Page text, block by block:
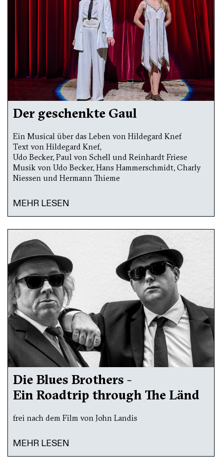
Der geschenkte Gaul
Ein Musical über das Leben von Hildegard Knef
Text von Hildegard Knef,
Udo Becker, Paul von Schell und Reinhardt Friese
Musik von Udo Becker, Hans Hammerschmidt, Charly
Niessen und Hermann Thieme
MEHR LESEN
Die Blues Brothers -
Ein Roadtrip through The Länd
frei nach dem Film von John Landis
MEHR LESEN